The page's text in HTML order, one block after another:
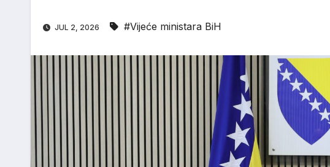
JUL 2, 2026 #Vijeće ministara BiH